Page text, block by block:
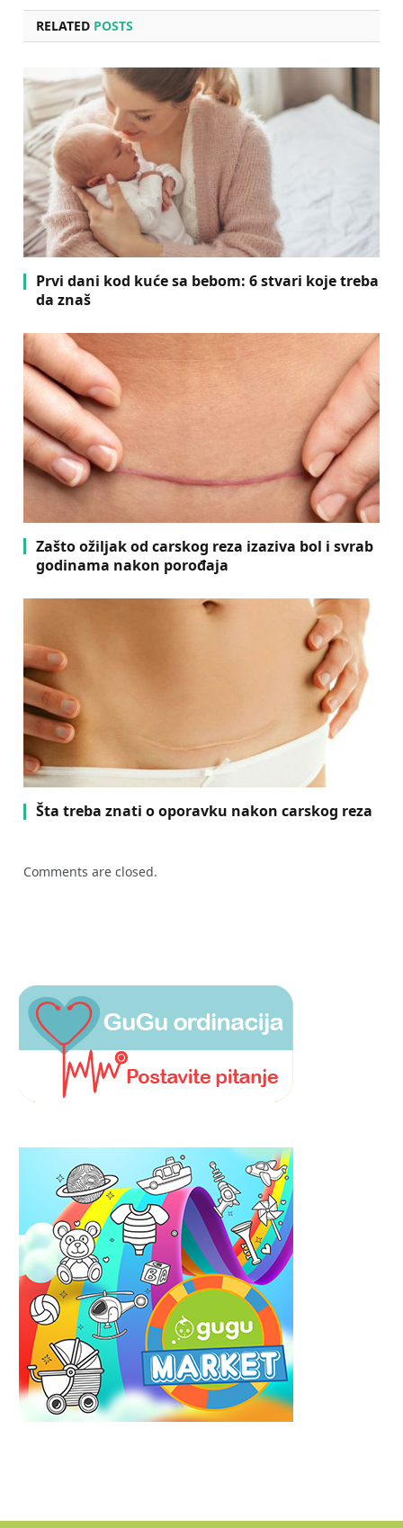
RELATED POSTS
Prvi dani kod kuće sa bebom: 6 stvari koje treba
da znaš
Zašto ožiljak od carskog reza izaziva bol i svrab
godinama nakon porođaja
Šta treba znati o oporavku nakon carskog reza
Comments are closed.